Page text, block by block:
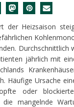
der Heizsaison
Durchschnittlich
jährlich mit
Häufige Ursache
oder
die mangelnde